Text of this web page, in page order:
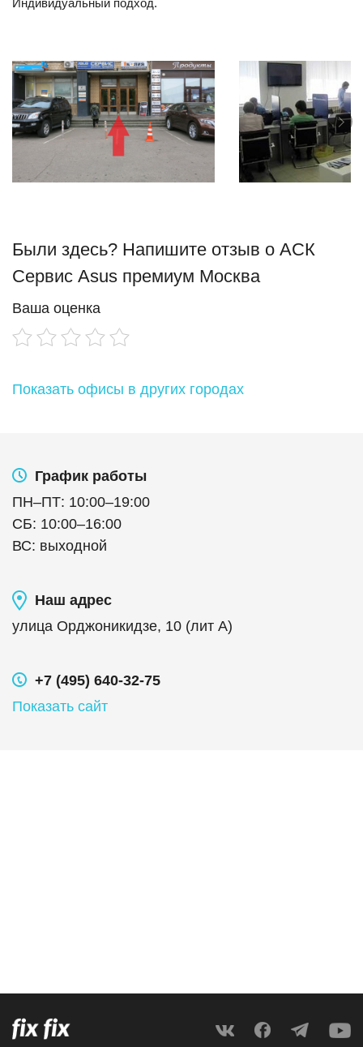
Индивидуальный подход.
Были здесь? Напишите отзыв о АСК
Сервис Asus премиум Москва
Ваша оценка
Показать офисы в других городах
График работы
ПН–ПТ: 10:00–19:00
СБ: 10:00–16:00
ВС: выходной
Наш адрес
улица Орджоникидзе, 10 (лит А)
+7 (495) 640-32-75
Показать сайт